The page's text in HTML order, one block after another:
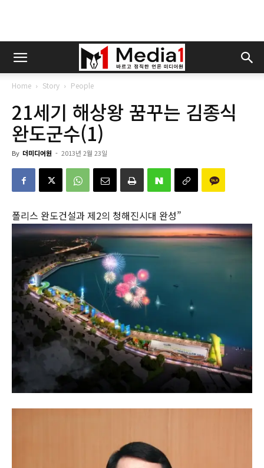
Home Story People
21세기 해상왕 꿈꾸는 김종식
완도군수(1)
By 더미디어원 - 2013년 2월 23일
폴리스 완도건설과 제2의 청해진시대 완성”